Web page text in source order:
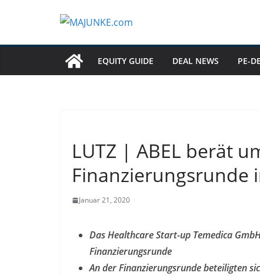
EQUITY GUIDE DEAL NEWS PE-
LUTZ | ABEL berät
Finanzierungsrunde
Januar 21, 2020
Das Healthcare Start-up Temedica
Finanzierungsrunde
An der Finanzierungsrunde beteiligten